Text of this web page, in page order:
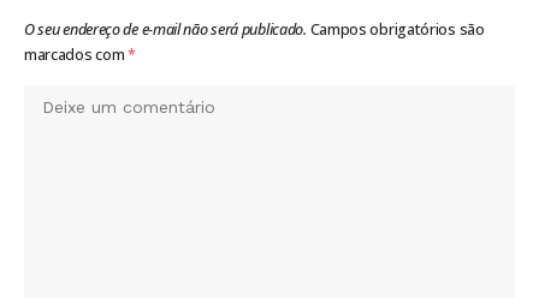
O seu endereço de e-mail não será publicado. Campos obrigatórios são
marcados com*